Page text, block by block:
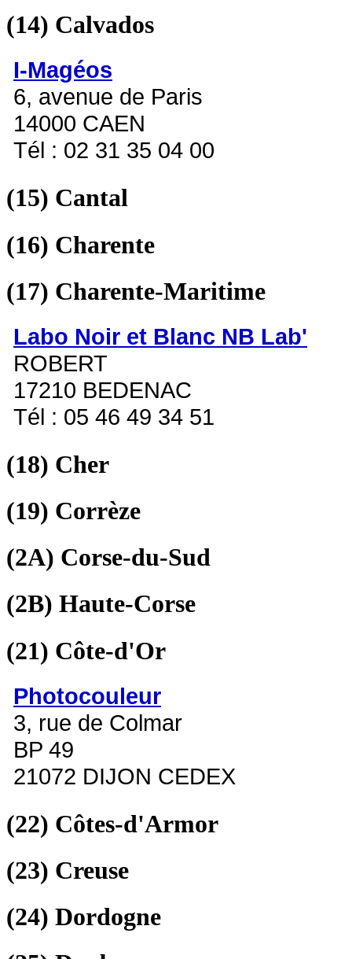
(14) Calvados
I-Magéos
6, avenue de Paris
14000 CAEN
Tél : 02 31 35 04 00
(15) Cantal
(16) Charente
(17) Charente-Maritime
Labo Noir et Blanc NB Lab'
ROBERT
17210 BEDENAC
Tél : 05 46 49 34 51
(18) Cher
(19) Corrèze
(2A) Corse-du-Sud
(2B) Haute-Corse
(21) Côte-d'Or
Photocouleur
3, rue de Colmar
BP 49
21072 DIJON CEDEX
(22) Côtes-d'Armor
(23) Creuse
(24) Dordogne